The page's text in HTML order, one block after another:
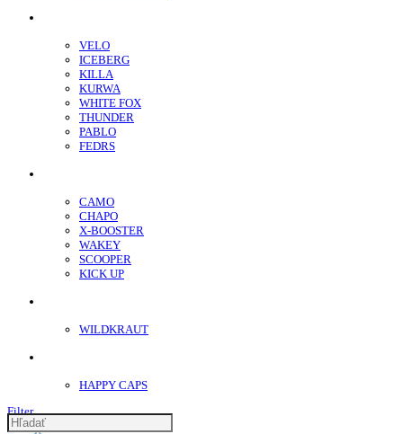
VELO
ICEBERG
KILLA
KURWA
WHITE FOX
THUNDER
PABLO
FEDRS
CAMO
CHAPO
X-BOOSTER
WAKEY
SCOOPER
KICK UP
WILDKRAUT
HAPPY CAPS
Filter